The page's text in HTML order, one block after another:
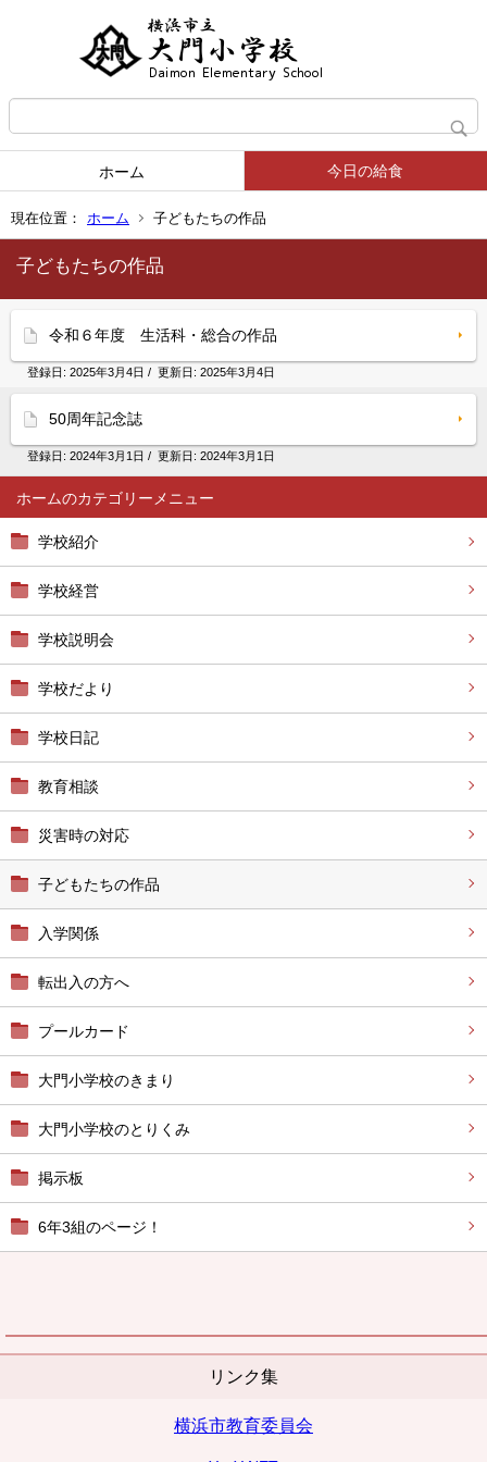
ホーム 今日の給食
現在位置： ホーム 子どもたちの作品
ホーム
学校紹介
学校経営
学校説明会
学校だより
学校日記
教育相談
災害時の対応
子どもたちの作品
入学関係
転出入の方へ
プールカード
大門小学校のきまり
大門小学校のとりくみ
掲示板
6年3組のページ！
リンク集
横浜市教育委員会
子どもたちの作品
令和６年度 生活科・総合の作品
登録日: 2025年3月4日 / 更新日: 2025年3月4日
50周年記念誌
登録日: 2024年3月1日 / 更新日: 2024年3月1日